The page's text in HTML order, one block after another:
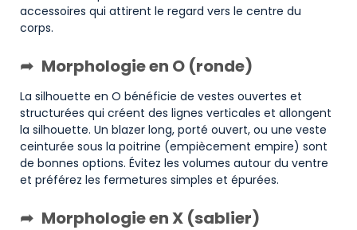
accessoires qui attirent le regard vers le centre du
corps.
Morphologie en O (ronde)
La silhouette en O bénéficie de vestes ouvertes et
structurées qui créent des lignes verticales et allongent
la silhouette. Un blazer long, porté ouvert, ou une veste
ceinturée sous la poitrine (empiècement empire) sont
de bonnes options. Évitez les volumes autour du ventre
et préférez les fermetures simples et épurées.
Morphologie en X (sablier)